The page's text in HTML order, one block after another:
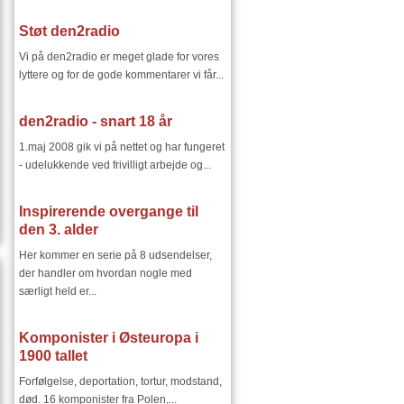
Støt den2radio
Vi på den2radio er meget glade for vores
lyttere og for de gode kommentarer vi får...
den2radio - snart 18 år
1.maj 2008 gik vi på nettet og har fungeret
- udelukkende ved frivilligt arbejde og...
Inspirerende overgange til
den 3. alder
Her kommer en serie på 8 udsendelser,
der handler om hvordan nogle med
særligt held er...
Komponister i Østeuropa i
1900 tallet
Forfølgelse, deportation, tortur, modstand,
død. 16 komponister fra Polen,...